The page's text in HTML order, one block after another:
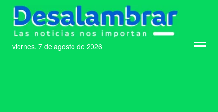
viernes, 7 de agosto de 2026